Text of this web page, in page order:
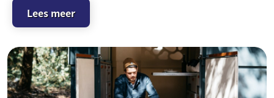
Lees meer